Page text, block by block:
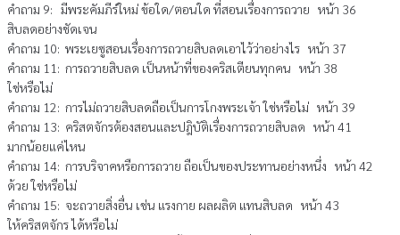
คำถาม 9: มีพระคัมภีร์ใหม่ ข้อใด/ตอนใด ที่สอนเรื่องการถวาย หน้า 36
สิบลดอย่างชัดเจน
คำถาม 10: พระเยซูสอนเรื่องการถวายสิบลดเอาไว้ว่าอย่างไร หน้า 37
คำถาม 11: การถวายสิบลด เป็นหน้าที่ของคริสเตียนทุกคน หน้า 38
ใช่หรือไม่
คำถาม 12: การไม่ถวายสิบลดถือเป็นการโกงพระเจ้า ใช่หรือไม่ หน้า 39
คำถาม 13: คริสตจักรต้องสอนและปฎิบัติเรื่องการถวายสิบลด หน้า 41
มากน้อยแค่ไหน
คำถาม 14: การบริจาคหรือการถวาย ถือเป็นของประทานอย่างหนึ่ง หน้า 42
ด้วย ใช่หรือไม่
คำถาม 15: จะถวายสิ่งอื่น เช่น แรงกาย ผลผลิต แทนสิบลด หน้า 43
ให้คริสตจักร ได้หรือไม่